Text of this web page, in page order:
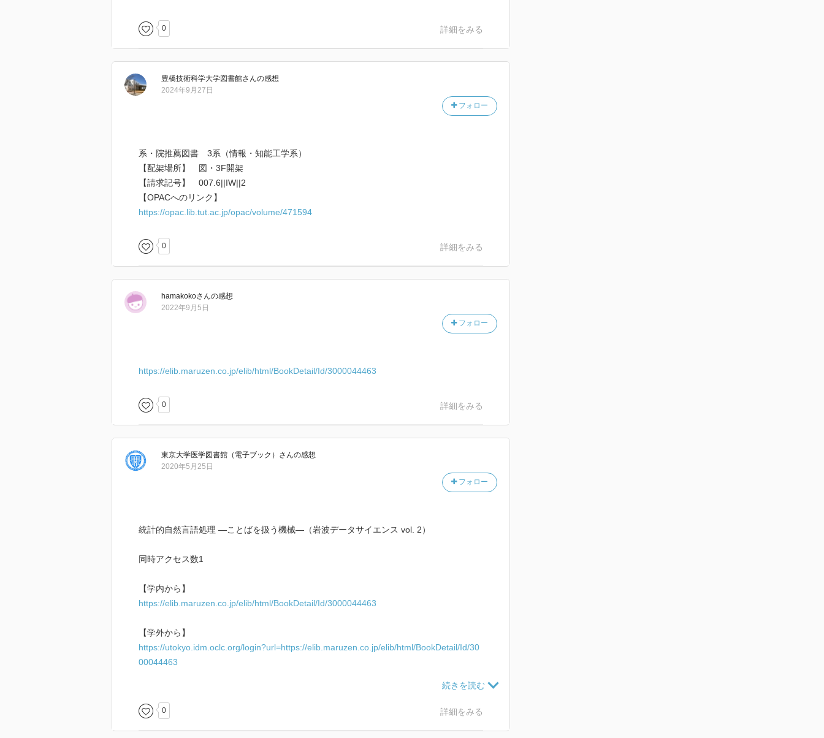
0 詳細をみる
豊橋技術科学大学図書館さんの感想
フォロー
2024年9月27日
系・院推薦図書 3系（情報・知能工学系）
【配架場所】 図・3F開架
【請求記号】 007.6||IW||2
【OPACへのリンク】
https://opac.lib.tut.ac.jp/opac/volume/471594
0 詳細をみる
hamakokoさんの感想
フォロー
2022年9月5日
https://elib.maruzen.co.jp/elib/html/BookDetail/Id/3000044463
0 詳細をみる
東京大学医学図書館（電子ブック） さんの感想
フォロー
2020年5月25日
統計的自然言語処理 ―ことばを扱う機械―（岩波データサイエンス vol. 2）
同時アクセス数1
【学内から】
https://elib.maruzen.co.jp/elib/html/BookDetail/Id/3000044463
【学外から】
https://utokyo.idm.oclc.org/login?url=https://elib.maruzen.co.jp/elib/html/BookDetail/Id/30
00044463
https://www.lib.u-tokyo.ac.jp/ja/library/literacy/user-guide/campus/offcampus/ezproxy
0 詳細をみる